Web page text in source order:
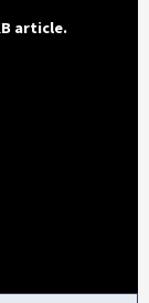
article.